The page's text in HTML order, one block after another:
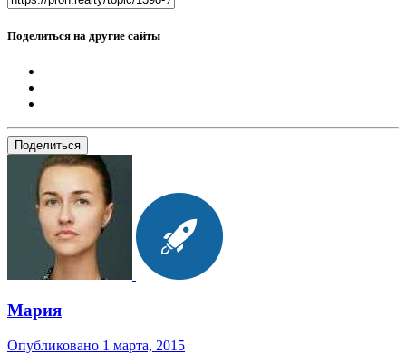
Поделиться на другие сайты
Поделиться
Мария
Опубликовано 1 марта, 2015